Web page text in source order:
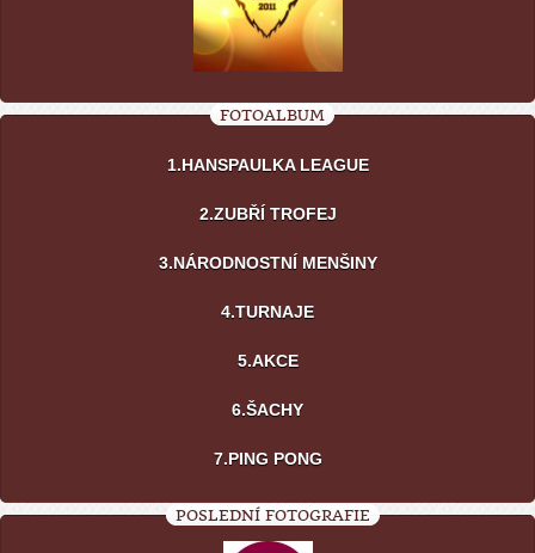
FOTOALBUM
1.HANSPAULKA LEAGUE
2.ZUBŘÍ TROFEJ
3.NÁRODNOSTNÍ MENŠINY
4.TURNAJE
5.AKCE
6.ŠACHY
7.PING PONG
POSLEDNÍ FOTOGRAFIE